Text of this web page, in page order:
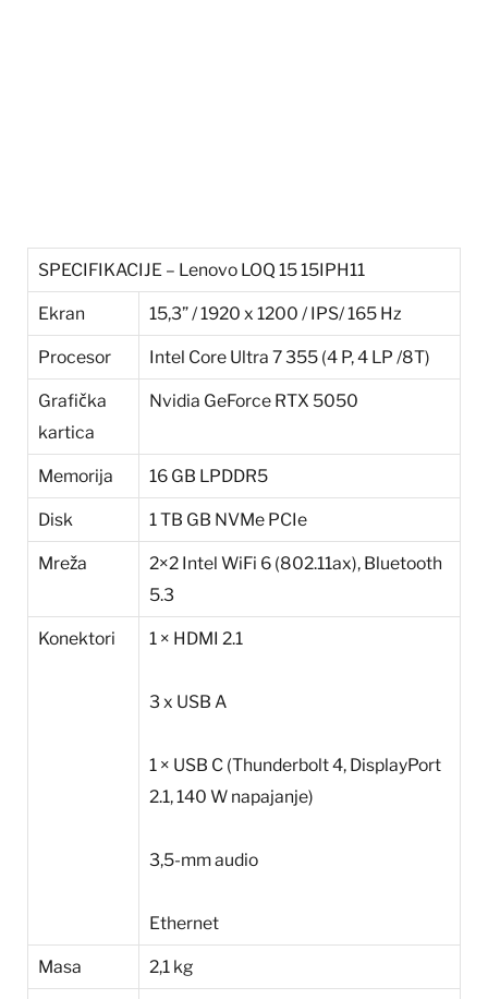
SPECIFIKACIJE – Lenovo LOQ 15 15IPH11
Ekran 15,3” / 1920 x 1200 / IPS/ 165 Hz
Procesor Intel Core Ultra 7 355 (4 P, 4 LP /8T)
Grafička
kartica
Nvidia GeForce RTX 5050
Memorija 16 GB LPDDR5
Disk 1 TB GB NVMe PCIe
Mreža
2×2 Intel WiFi 6 (802.11ax), Bluetooth
5.3
Konektori 1 × HDMI 2.1
3 x USB A
1 × USB C (Thunderbolt 4, DisplayPort
2.1, 140 W napajanje)
3,5-mm audio
Ethernet
Masa 2,1 kg